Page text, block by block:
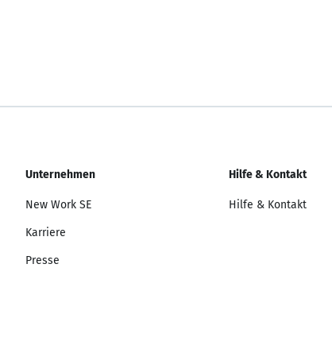
Unternehmen
New Work SE
Karriere
Presse
Hilfe & Kontakt
Hilfe & Kontakt